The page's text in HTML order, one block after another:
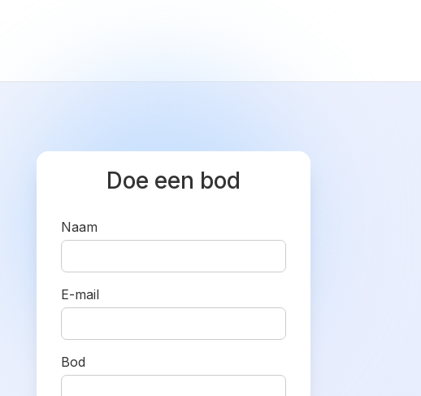
Doe een bod
Naam
E-mail
Bod